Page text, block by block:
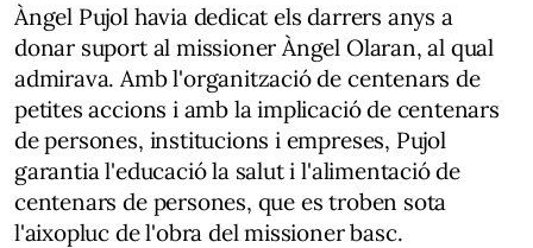
Àngel Pujol havia dedicat els darrers anys a
donar suport al missioner Àngel Olaran, al qual
admirava. Amb l'organització de centenars de
petites accions i amb la implicació de centenars
de persones, institucions i empreses, Pujol
garantia l'educació la salut i l'alimentació de
centenars de persones, que es troben sota
l'aixopluc de l'obra del missioner basc.